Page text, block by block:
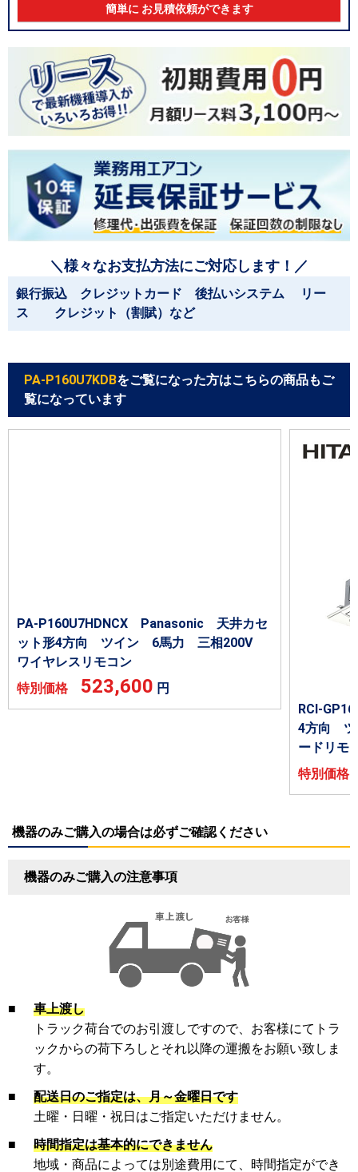
簡単に お見積依頼ができます
＼様々なお支払方法にご対応します！／
銀行振込 クレジットカード 後払いシステム リー
ス クレジット（割賦）など
PA-P160U7KDBをご覧になった方はこちらの商品もご
覧になっています
PA-P160U7HDNCX Panasonic 天井カセ
ット形4方向 ツイン 6馬力 三相200V
ワイヤレスリモコン
特別価格 523,600 円
RCI-
4方向
ードリモ
特別価
機器のみご購入の場合は必ずご確認ください
機器のみご購入の注意事項
■
車上渡し
トラック荷台でのお引渡しですので、お客様にてトラ
ックからの荷下ろしとそれ以降の運搬をお願い致しま
す。
■
配送日のご指定は、月～金曜日です
土曜・日曜・祝日はご指定いただけません。
■
時間指定は基本的にできません
地域・商品によっては別途費用にて、時間指定ができ